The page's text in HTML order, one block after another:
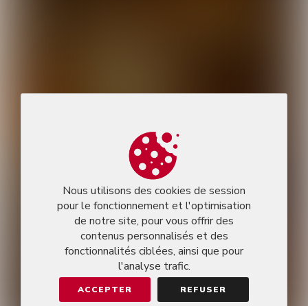
Nous utilisons des cookies de session
pour le fonctionnement et l'optimisation
de notre site, pour vous offrir des
contenus personnalisés et des
fonctionnalités ciblées, ainsi que pour
l'analyse trafic.
ACCEPTER REFUSER